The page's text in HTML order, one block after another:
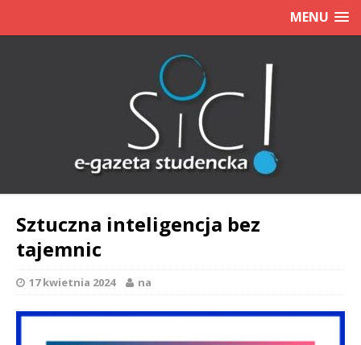
MENU
Sztuczna inteligencja bez
tajemnic
17 kwietnia 2024 na